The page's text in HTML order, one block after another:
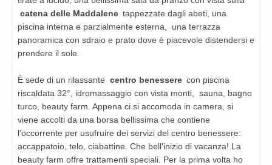
catena delle Maddalene tappezzate dagli abeti, una
piscina interna e parzialmente esterna, una terrazza
panoramica con sdraio e prato dove è piacevole distendersi e
prendere il sole.
È sede di un rilassante centro benessere con piscina
riscaldata 32°, idromassaggio con vista monti, sauna, bagno
turco, beauty farm. Appena ci si accomoda in camera, si
viene accolti da una borsa bellissima che contiene
l’occorrente per usufruire dei servizi del centro benessere:
accappatoio, telo, ciabattine. Che bell'inizio di vacanza! La
beauty farm offre trattamenti speciali. Per la prima volta ho